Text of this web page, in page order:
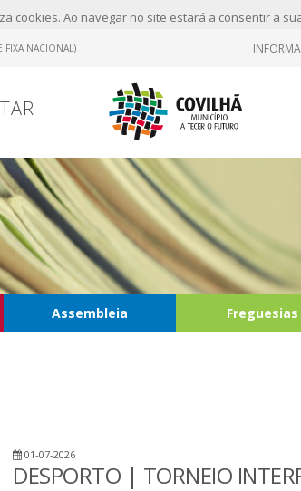
cookies. Ao navegar no site estará a consentir a
FIXA NACIONAL)
Assembleia Freguesias
01-07-2026
DESPORTO | TORNEIO